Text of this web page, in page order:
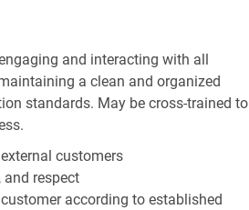
and interacting with all
a clean and organized
standards. May be cross-trained to
customers
respect
according to established